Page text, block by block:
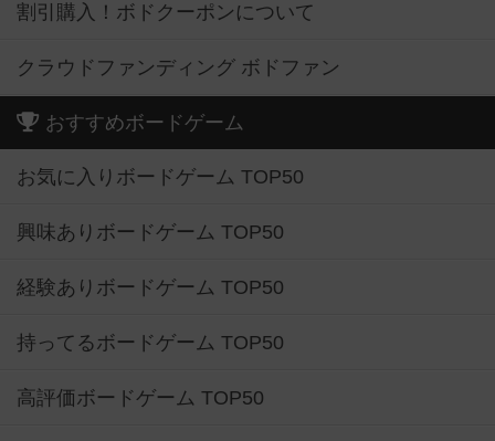
割引購入！ボドクーポンについて
クラウドファンディング ボドファン
おすすめボードゲーム
お気に入りボードゲーム TOP50
興味ありボードゲーム TOP50
経験ありボードゲーム TOP50
持ってるボードゲーム TOP50
高評価ボードゲーム TOP50